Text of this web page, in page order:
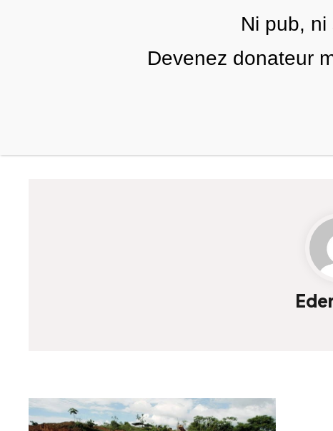
Ni pub, ni
Devenez donateur